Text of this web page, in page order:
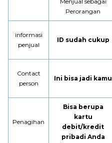
Perorangan
informasi
penjual
ID sudah cukup
Contact
person
Ini bisa jadi kamu
Penagihan
Bisa berupa
kartu
debit/kredit
pribadi Anda